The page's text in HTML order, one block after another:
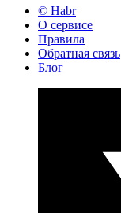
© Habr
О сервисе
Правила
Обратная связь
Блог